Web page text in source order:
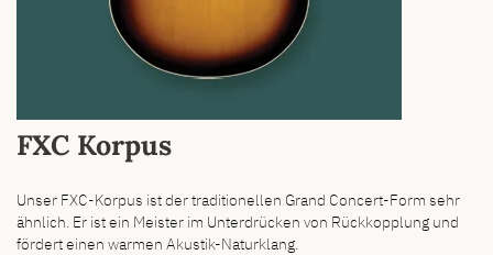
FXC Korpus
Unser FXC-Korpus ist der traditionellen Grand Concert-Form sehr
ähnlich. Er ist ein Meister im Unterdrücken von Rückkopplung und
fördert einen warmen Akustik-Naturklang.